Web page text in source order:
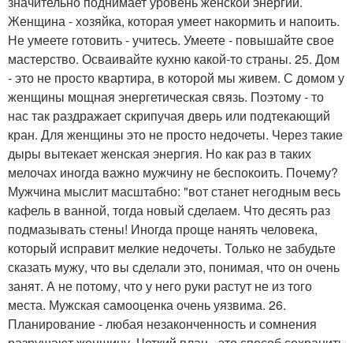
Женщина - хозяйка, которая умеет накормить и напоить.
Не умеете готовить - учитесь. Умеете - повышайте свое
мастерство. Осваивайте кухню какой-то страны. 25. Дом
- это не просто квартира, в которой мы живем. С домом у
женщины мощная энергетическая связь. Поэтому - то
нас так раздражает скрипучая дверь или подтекающий
кран. Для женщины это не просто недочеты. Через такие
дыры вытекает женская энергия. Но как раз в таких
мелочах иногда важно мужчину не беспокоить. Почему?
Мужчина мыслит масштабно: "вот станет негодным весь
кафель в ванной, тогда новый сделаем. Что десять раз
подмазывать стены! Иногда проще нанять человека,
который исправит мелкие недочеты. Только не забудьте
сказать мужу, что вы сделали это, понимая, что он очень
занят. А не потому, что у него руки растут не из того
места. Мужская самооценка очень уязвима. 26.
Планирование - любая незаконченность и сомнения